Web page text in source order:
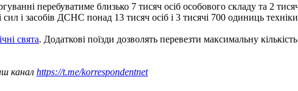
перебуватиме близько 7 тисяч осіб особового складу та 2
сил і засобів ДСНС понад 13 тисяч осіб і 3 тисячі 700 одиниць
свята. Додаткові поїзди дозволять перевезти максимальну
канал https://t.me/korrespondentnet